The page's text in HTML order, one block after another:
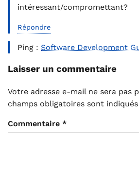
intéressant/compromettant?
Répondre
Ping : Software Development
Laisser un commentaire
Votre adresse e-mail ne sera pas
champs obligatoires sont indiqués
Commentaire *